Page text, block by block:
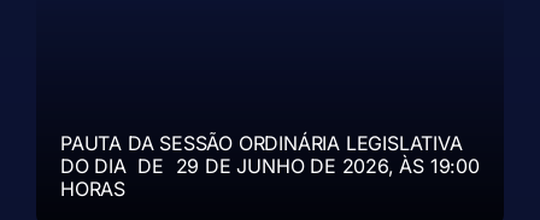
PAUTA DA SESSÃO ORDINÁRIA LEGISLATIVA
DO DIA DE 29 DE JUNHO DE 2026, ÀS 19:00
HORAS